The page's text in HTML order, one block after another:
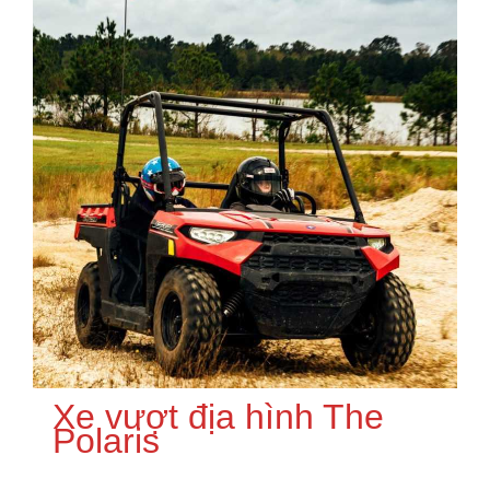
Xe vượt địa hình The
Polaris